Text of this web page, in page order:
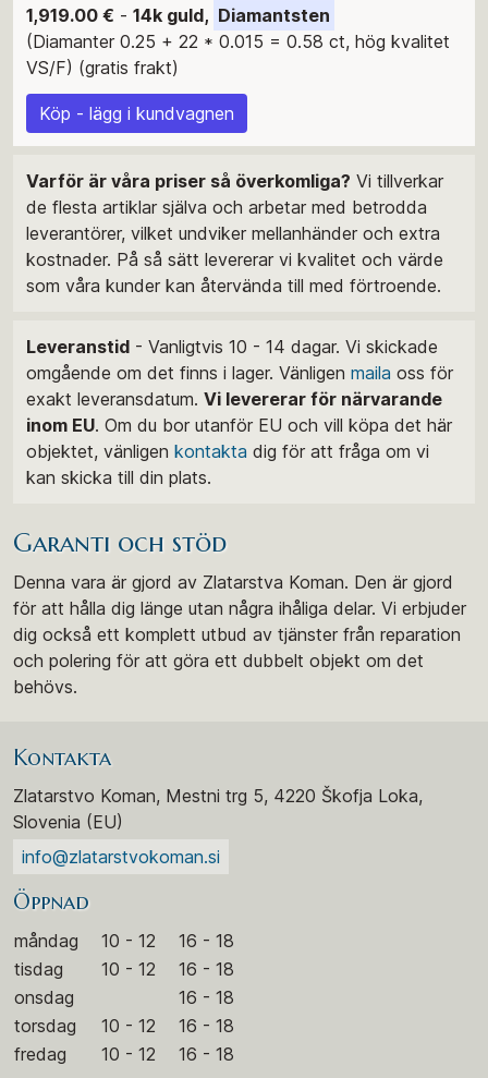
1,919.00 € - 14k guld, Diamantsten
(Diamanter 0.25 + 22 * 0.015 = 0.58 ct, hög kvalitet
VS/F) (gratis frakt)
Köp - lägg i kundvagnen
Varför är våra priser så överkomliga? Vi tillverkar
de flesta artiklar själva och arbetar med betrodda
leverantörer, vilket undviker mellanhänder och extra
kostnader. På så sätt levererar vi kvalitet och värde
som våra kunder kan återvända till med förtroende.
Leveranstid - Vanligtvis 10 - 14 dagar. Vi skickade
omgående om det finns i lager. Vänligen maila oss för
exakt leveransdatum. Vi levererar för närvarande
inom EU. Om du bor utanför EU och vill köpa det här
objektet, vänligen kontakta dig för att fråga om vi
kan skicka till din plats.
Garanti och stöd
Denna vara är gjord av Zlatarstva Koman. Den är gjord
för att hålla dig länge utan några ihåliga delar. Vi erbjuder
dig också ett komplett utbud av tjänster från reparation
och polering för att göra ett dubbelt objekt om det
behövs.
Kontakta
Zlatarstvo Koman, Mestni trg 5, 4220 Škofja Loka,
Slovenia (EU)
info@zlatarstvokoman.si
Öppnad
måndag 10 - 12
16 - 18
tisdag
10 - 12
16 - 18
onsdag
16 - 18
torsdag
10 - 12
16 - 18
fredag
10 - 12 16 - 18